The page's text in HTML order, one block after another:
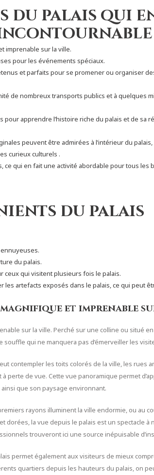
du palais qui
imprenable sur la ville.
pour les événements spéciaux.
et parfaits pour se promener ou organiser
de nombreux transports publics et à quelques
apprendre l’histoire riche du palais et de sa
peuvent être admirées à l’intérieur du
curieux culturels .
ce qui en fait une activité abordable pour tous les
du palais
du palais.
ceux qui visitent plusieurs fois le palais.
les artefacts exposés dans le palais, ce qui peut
et imprenable
sur la ville. Perché sur une colline ou situé
souffle qui ne manquera pas d’émerveiller les
contempler les toits colorés de la ville, les rues
perte de vue. Cette vue panoramique permet
que son paysage environnant.
rayons illuminent la ville endormie, ou au
dorées, la vue depuis le palais est un spectacle à
trouveront ici une source inépuisable
permet également aux visiteurs de mieux
quartiers depuis les hauteurs du palais, on